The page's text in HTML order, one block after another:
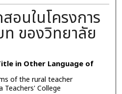
อนในโครงการ
ของวิทยาลัย
in Other Language of
of the rural teacher
Teachers' College